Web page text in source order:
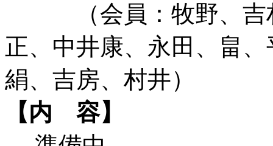
（会員：牧野、吉村
正、中井康、永田、畠
絹、吉房、村井）
【内 容】